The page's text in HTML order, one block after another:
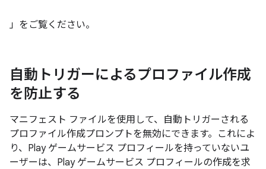
」をご覧ください。
自動トリガーによるプロファイル作成
を防止する
マニフェスト ファイルを使用して、自動トリガーされる
プロファイル作成プロンプトを無効にできます。これによ
り、Play ゲームサービス プロフィールを持っていないユ
ーザーは、Play ゲームサービス プロフィールの作成を求